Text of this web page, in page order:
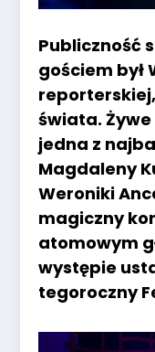
Publiczność
gościem był
świata.
jedna z
Magdaleny
Weroniki
magiczny
atomowym
występie
tegoroczny